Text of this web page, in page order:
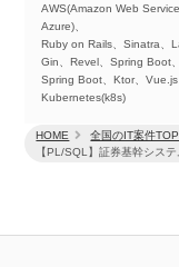
HOME 全国のIT案件TOP
【PL/SQL】証券基幹シス
AWS(Amazon Web
Azure)、
Ruby on Rails、Sinatra、
Gin、Revel、Spring Boot
Spring Boot、Ktor、
Kubernetes(k8s)